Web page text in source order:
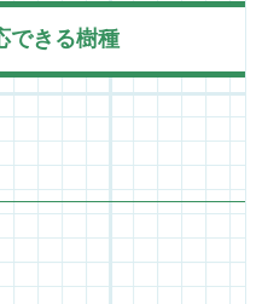
できる樹種